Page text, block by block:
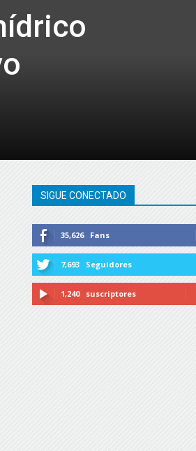
SIGUE CONECTADO
35,626 Fans
7,693 Seguidores
1,240 suscriptores